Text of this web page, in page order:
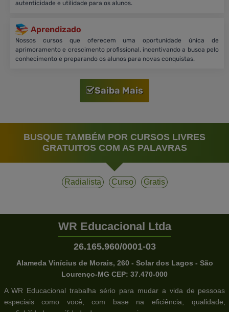
autenticidade e utilidade para os alunos.
Aprendizado
Nossos cursos que oferecem uma oportunidade única de
aprimoramento e crescimento profissional, incentivando a busca pelo
conhecimento e preparando os alunos para novas conquistas.
Saiba Mais
BUSQUE TAMBÉM POR CURSOS LIVRES
GRATUITOS COM AS PALAVRAS
Radialista Curso Gratis
WR Educacional Ltda
26.165.960/0001-03
Alameda Vinícius de Morais, 260 - Solar dos Lagos - São
Lourenço-MG CEP: 37.470-000
A WR Educacional trabalha sério para mudar a vida de pessoas
especiais como você, com base na eficiência, qualidade,